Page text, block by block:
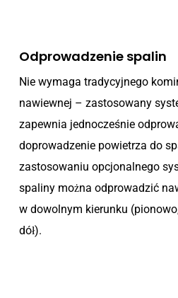
Odprowadzenie spalin
Nie wymaga tradycyjnego
nawiewnej – zastosowany
zapewnia jednocześnie
doprowadzenie powietrza do
zastosowaniu opcjonalnego
spaliny można odprowadzić
w dowolnym kierunku
dół).